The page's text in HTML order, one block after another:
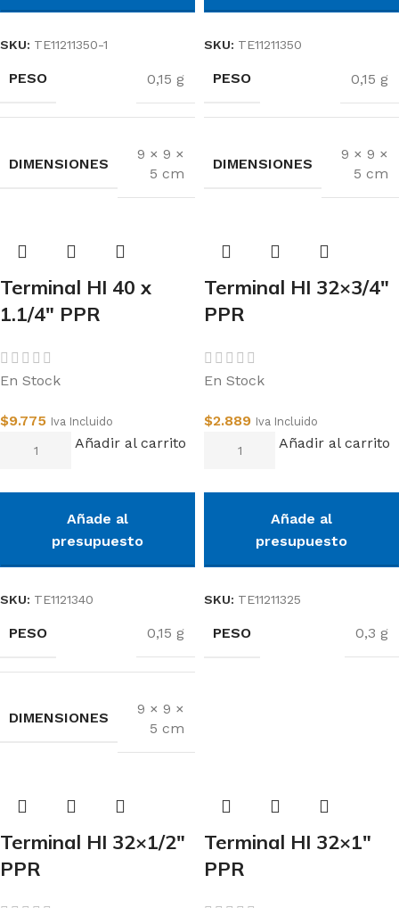
SKU: TE11211350-1
PESO 0,15 g
DIMENSIONES
9 × 9 ×
5 cm
SKU: TE11211350
PESO 0,15 g
DIMENSIONES
9 × 9 ×
5 cm
Terminal HI 40 x
1.1/4″ PPR
En Stock
$9.775 Iva Incluido
Añadir al carrito
Añade al
presupuesto
SKU: TE1121340
PESO 0,15 g
DIMENSIONES
9 × 9 ×
5 cm
Terminal HI 32×3/4″
PPR
En Stock
$2.889 Iva Incluido
Añadir al carrito
Añade al
presupuesto
SKU: TE11211325
PESO 0,3 g
Terminal HI 32×1/2″
PPR
Terminal HI 32×1″
PPR